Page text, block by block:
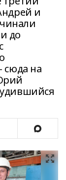
и
до
сюда на